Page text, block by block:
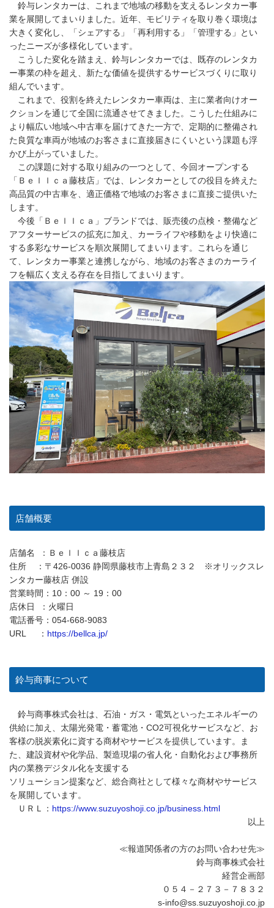
鈴与レンタカーは、これまで地域の移動を支えるレンタカー事
業を展開してまいりました。近年、モビリティを取り巻く環境は
大きく変化し、「シェアする」「再利用する」「管理する」とい
ったニーズが多様化しています。
こうした変化を踏まえ、鈴与レンタカーでは、既存のレンタカ
ー事業の枠を超え、新たな価値を提供するサービスづくりに取り
組んでいます。
これまで、役割を終えたレンタカー車両は、主に業者向けオー
クションを通じて全国に流通させてきました。こうした仕組みに
より幅広い地域へ中古車を届けてきた一方で、定期的に整備され
た良質な車両が地域のお客さまに直接届きにくいという課題も浮
かび上がっていました。
この課題に対する取り組みの一つとして、今回オープンする
「Ｂｅｌｌｃａ藤枝店」では、レンタカーとしての役目を終えた
高品質の中古車を、適正価格で地域のお客さまに直接ご提供いた
します。
今後「Ｂｅｌｌｃａ」ブランドでは、販売後の点検・整備など
アフターサービスの拡充に加え、カーライフや移動をより快適に
する多彩なサービスを順次展開してまいります。これらを通じ
て、レンタカー事業と連携しながら、地域のお客さまのカーライ
フを幅広く支える存在を目指してまいります。
店舗概要
店舗名 ：Ｂｅｌｌｃａ藤枝店
住所 ：〒426-0036 静岡県藤枝市上青島２３２ ※オリックスレ
ンタカー藤枝店 併設
営業時間：10：00 ～ 19：00
店休日 ：火曜日
電話番号：054-668-9083
URL ： https://bellca.jp/
鈴与商事について
鈴与商事株式会社は、石油・ガス・電気といったエネルギーの
供給に加え、太陽光発電・蓄電池・CO2可視化サービスなど、お
客様の脱炭素化に資する商材やサービスを提供しています。ま
た、建設資材や化学品、製造現場の省人化・自動化および事務所
内の業務デジタル化を支援する
ソリューション提案など、総合商社として様々な商材やサービス
を展開しています。
ＵＲＬ： https://www.suzuyoshoji.co.jp/business.html
以上
≪報道関係者の方のお問い合わせ先≫
鈴与商事株式会社
経営企画部
０５４－２７３－７８３２
s-info@ss.suzuyoshoji.co.jp